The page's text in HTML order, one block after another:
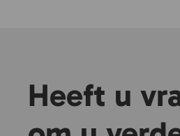
Heeft u